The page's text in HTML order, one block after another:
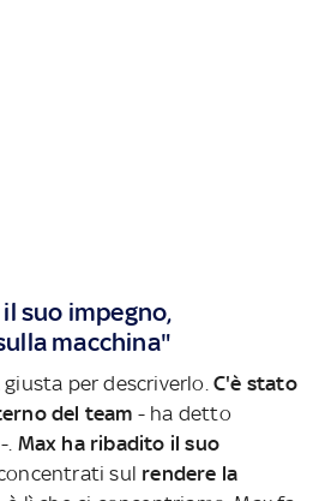
suo impegno,
macchina"
giusta per descriverlo.C'è stato
del team - ha detto
Max ha ribadito il suo
sul rendere la